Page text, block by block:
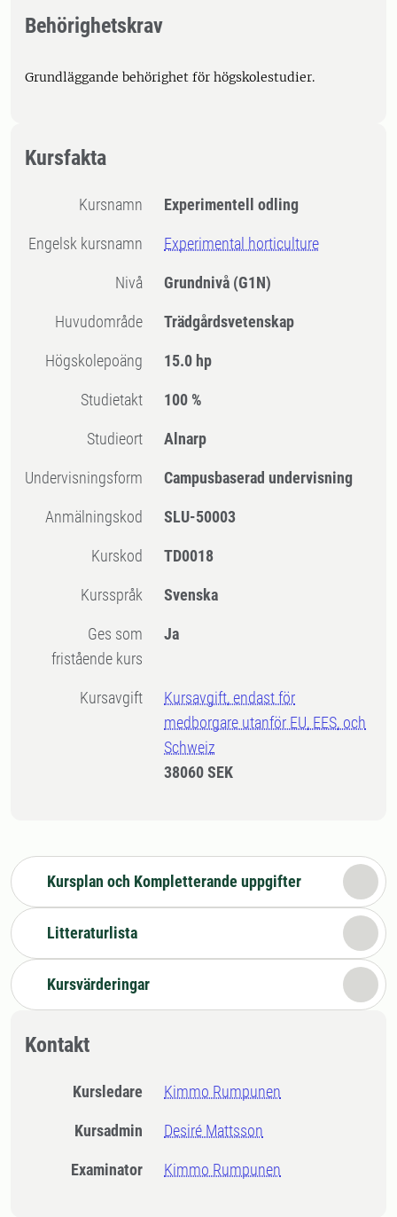
Behörighetskrav
Grundläggande behörighet för högskolestudier.
Kursfakta
Kursnamn Experimentell odling
Engelsk kursnamn Experimental horticulture
Nivå Grundnivå (G1N)
Huvudområde Trädgårdsvetenskap
högskolepoäng 15.0 hp
Studietakt 100 %
Studieort Alnarp
Undervisningsform Campusbaserad undervisning
Anmälningskod SLU-50003
Kurskod TD0018
Kursspråk Svenska
Ges som
fristående kurs
Ja
Kursavgift
Kursavgift, endast för
medborgare utanför EU, EES, och
Schweiz
38060 SEK
Kursplan och Kompletterande uppgifter
Litteraturlista
Kursvärderingar
Kontakt
Kursledare Kimmo Rumpunen
Kursadmin Desiré Mattsson
Examinator Kimmo Rumpunen